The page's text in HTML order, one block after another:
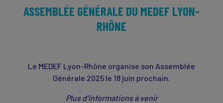
ASSEMBLÉE GÉNÉRALE DU MEDEF LYON-
RHÔNE
Le MEDEF Lyon-Rhône organise son Assemblée
Générale 2025 le 18 juin prochain.
Plus d’informations à venir